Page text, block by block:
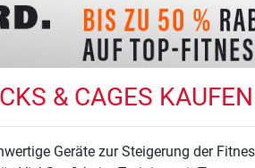
& CAGES
Geräte zur Steigerung der